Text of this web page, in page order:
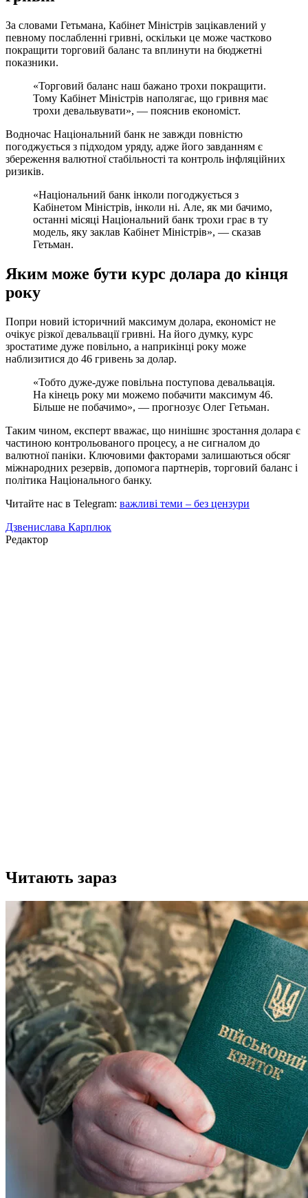
За словами Гетьмана, Кабінет Міністрів зацікавлений у
певному послабленні гривні, оскільки це може частково
покращити торговий баланс та вплинути на бюджетні
показники.
«Торговий баланс наш бажано трохи покращити.
Тому Кабінет Міністрів наполягає, що гривня має
трохи девальвувати», — пояснив економіст.
Водночас Національний банк не завжди повністю
погоджується з підходом уряду, адже його завданням є
збереження валютної стабільності та контроль інфляційних
ризиків.
«Національний банк інколи погоджується з
Кабінетом Міністрів, інколи ні. Але, як ми бачимо,
останні місяці Національний банк трохи грає в ту
модель, яку заклав Кабінет Міністрів», — сказав
Гетьман.
Яким може бути курс долара до кінця
року
Попри новий історичний максимум долара, економіст не
очікує різкої девальвації гривні. На його думку, курс
зростатиме дуже повільно, а наприкінці року може
наблизитися до 46 гривень за долар.
«Тобто дуже-дуже повільна поступова девальвація.
На кінець року ми можемо побачити максимум 46.
Більше не побачимо», — прогнозує Олег Гетьман.
Таким чином, експерт вважає, що нинішнє зростання долара є
частиною контрольованого процесу, а не сигналом до
валютної паніки. Ключовими факторами залишаються обсяг
міжнародних резервів, допомога партнерів, торговий баланс і
політика Національного банку.
Читайте нас в Telegram: важливі теми – без цензури
Дзвенислава Карплюк
Редактор
Читають зараз